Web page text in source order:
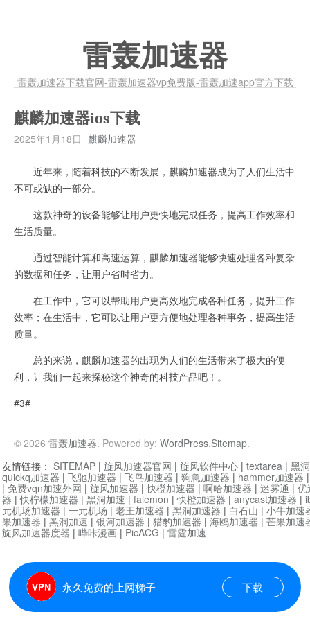
雷轰加速器
雷轰加速器下载官网-雷轰加速器vp免费版-雷轰加速app官方下载
麒麟加速器ios下载
2025年1月18日 麒麟加速器
近年来，随着科技的不断发展，麒麟加速器成为了人们生活中
不可或缺的一部分。
这款神奇的设备能够让用户更快地完成任务，提高工作效率和
生活质量。
通过智能计算和高速运算，麒麟加速器能够快速处理各种复杂
的数据和任务，让用户省时省力。
在工作中，它可以帮助用户更高效地完成各种任务，提升工作
效率；在生活中，它可以让用户更方便地处理各种事务，提高生活
质量。
总的来说，麒麟加速器的出现为人们的生活带来了极大的便
利，让我们一起来探秘这个神奇的科技产品吧！。
#3#
© 2026 雷轰加速器. Powered by: WordPress.Sitemap.
永久免费的上网梯子 下载
友情链接： SITEMAP | 旋风加速器官网 | 旋风软件中心 | textarea | 黑
quickq加速器 | 飞驰加速器 | 飞鸟加速器 | 狗急加速器 | hammer加速器
| 免费vqn加速外网 | 旋风加速器 |快橙加速器 | 啊哈加速器 | 迷雾通 | 优
器 |快柠檬加速器 | 黑洞加速 | falemon |快橙加速器 | anycast加速器 |
元机场加速器 | 一元机场 | 老王加速器 | 黑洞加速器 | 白石山 | 小牛加速
果加速器 | 黑洞加速 | 银河加速器 | 猎豹加速器 | 海鸥加速器 | 芒果加速
旋风加速器度器 | 哔咔漫画 | PicACG | 雷霆加速